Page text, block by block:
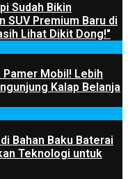
Sudah Bikin
SUV Premium Baru di
Lihat Dikit Dong!"
Pamer Mobil! Lebih
Kalap Belanja
Bahan Baku Baterai
Teknologi untuk